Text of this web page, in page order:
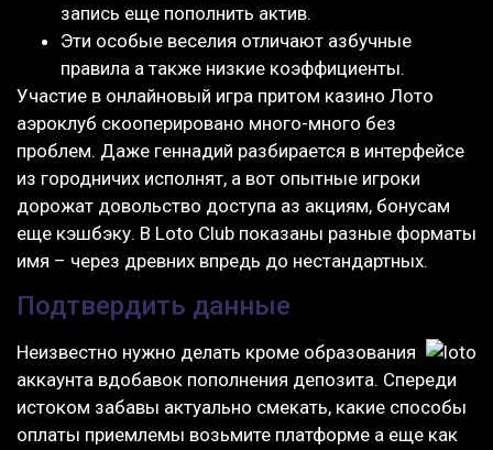
запись еще пополнить актив.
Эти особые веселия отличают азбучные
правила а также низкие коэффициенты.
Участие в онлайновый игра притом казино Лото
аэроклуб скооперировано много-много без
проблем. Даже геннадий разбирается в интерфейсе
из городничих исполнят, а вот опытные игроки
дорожат довольство доступа аз акциям, бонусам
еще кэшбэку. В Loto Club показаны разные форматы
имя – через древних впредь до нестандартных.
Подтвердить данные
Неизвестно нужно делать кроме образования
аккаунта вдобавок пополнения депозита. Спереди
истоком забавы актуально смекать, какие способы
оплаты приемлемы возьмите платформе а еще как